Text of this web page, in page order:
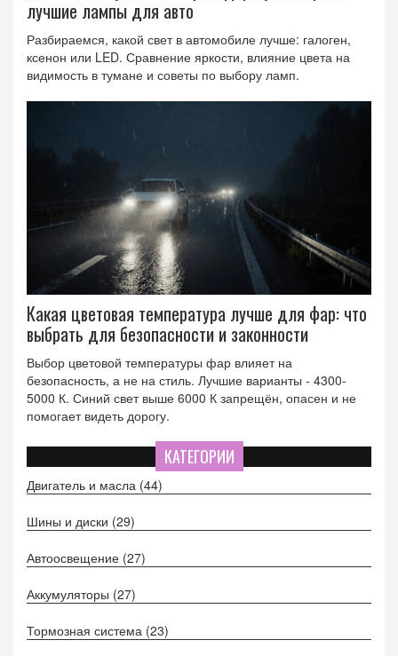
лучшие лампы для авто
Разбираемся, какой свет в автомобиле лучше: галоген,
ксенон или LED. Сравнение яркости, влияние цвета на
видимость в тумане и советы по выбору ламп.
Какая цветовая температура лучше для фар: что
выбрать для безопасности и законности
Выбор цветовой температуры фар влияет на
безопасность, а не на стиль. Лучшие варианты - 4300-
5000 К. Синий свет выше 6000 К запрещён, опасен и не
помогает видеть дорогу.
КАТЕГОРИИ
Двигатель и масла (44)
Шины и диски (29)
Автоосвещение (27)
Аккумуляторы (27)
Тормозная система (23)